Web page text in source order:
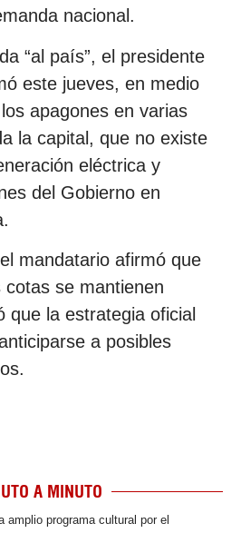
nacional.
“al país”, el presidente
este jueves, en medio
apagones en varias
la capital, que no existe
eléctrica y
del Gobierno en
mandatario afirmó que
cotas se mantienen
que la estrategia oficial
a posibles
A MINUTO
amplio programa cultural por el